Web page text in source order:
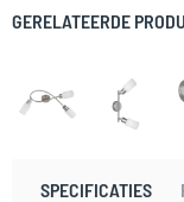
GERELATEERDE
SPECIFICATIES